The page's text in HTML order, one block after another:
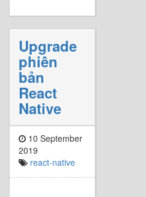
Upgrade
phiên
bản
React
Native
10 September
2019
react-native